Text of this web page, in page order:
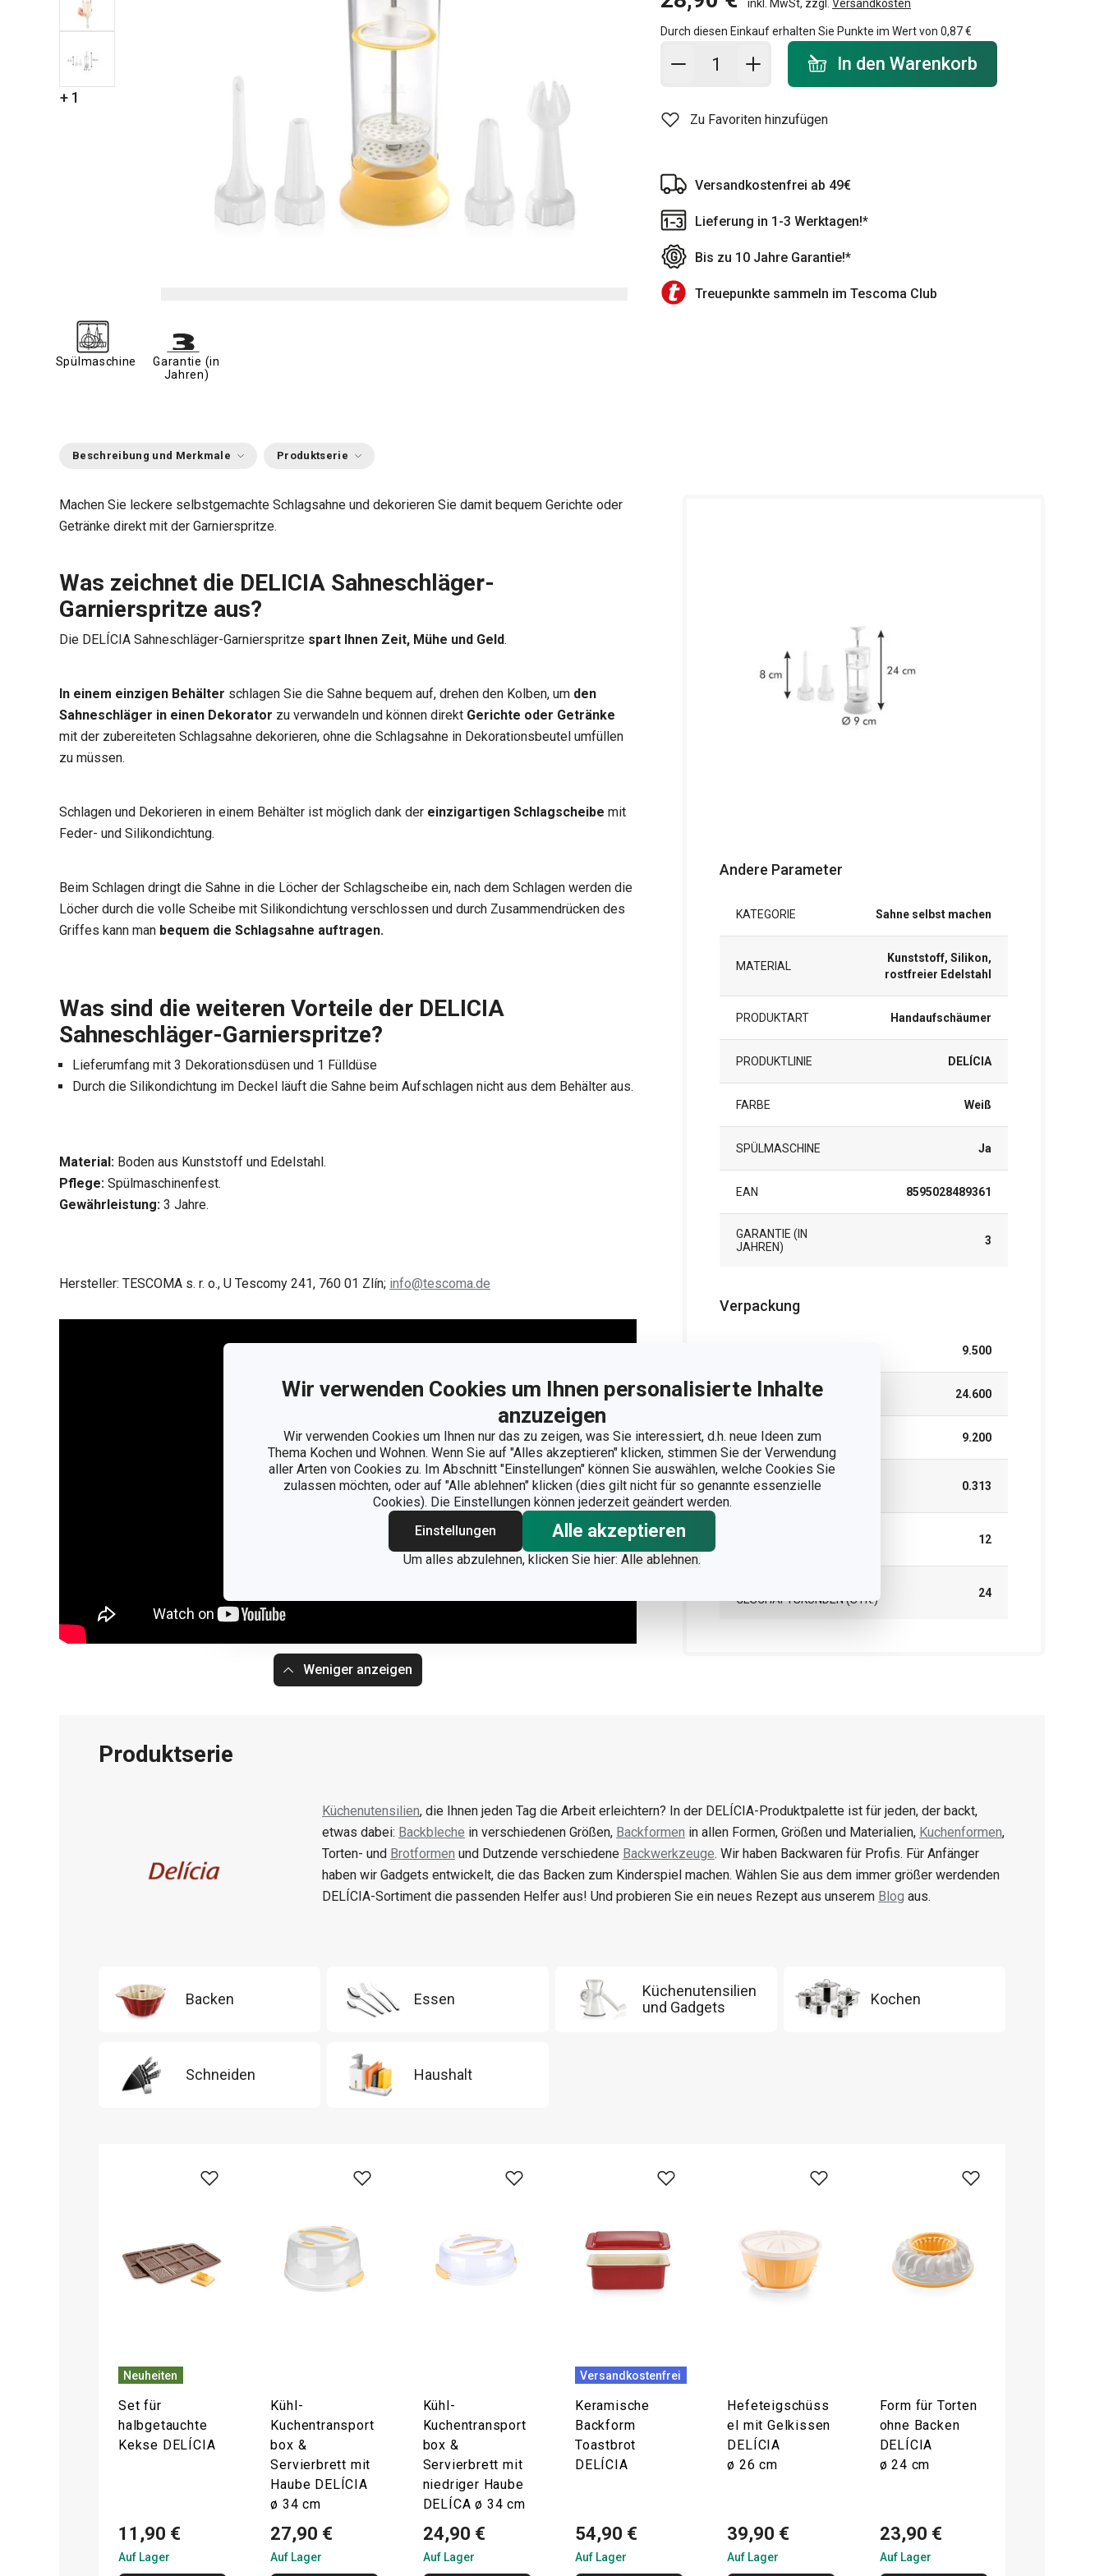
Wir verwenden Cookies um Ihnen personalisierte Inhalte
anzuzeigen
Wir verwenden Cookies um Ihnen nur das zu zeigen, was Sie interessiert, d.h. neue Ideen zum
Thema Kochen und Wohnen. Wenn Sie auf "Alles akzeptieren" klicken, stimmen Sie der Verwendung
aller Arten von Cookies zu. Im Abschnitt "Einstellungen" können Sie auswählen, welche Cookies Sie
zulassen möchten, oder auf "Alle ablehnen" klicken (dies gilt nicht für so genannte essenzielle
Cookies). Die Einstellungen können jederzeit geändert werden.
Einstellungen
Alle akzeptieren
Um alles abzulehnen, klicken Sie hier: Alle ablehnen.
+ 1
inkl. MwSt, zzgl. Versandkosten
Durch diesen Einkauf erhalten Sie Punkte im Wert von 0,87 €
In den Warenkorb - Menge
In den Warenkorb
Zu Favoriten hinzufügen
Versandkostenfrei ab 49€
Lieferung in 1-3 Werktagen!*
Bis zu 10 Jahre Garantie!*
Treuepunkte sammeln im Tescoma Club
Spülmaschine
Garantie (in
Jahren)
Beschreibung und Merkmale Produktserie
Machen Sie leckere selbstgemachte Schlagsahne und dekorieren Sie damit bequem Gerichte oder
Getränke direkt mit der Garnierspritze.
Was zeichnet die DELICIA Sahneschläger-
Garnierspritze aus?
Die DELÍCIA Sahneschläger-Garnierspritze spart Ihnen Zeit, Mühe und Geld.
In einem einzigen Behälter schlagen Sie die Sahne bequem auf, drehen den Kolben, um den
Sahneschläger in einen Dekorator zu verwandeln und können direkt Gerichte oder Getränke
mit der zubereiteten Schlagsahne dekorieren, ohne die Schlagsahne in Dekorationsbeutel umfüllen
zu müssen.
Schlagen und Dekorieren in einem Behälter ist möglich dank der einzigartigen Schlagscheibe mit
Feder- und Silikondichtung.
Beim Schlagen dringt die Sahne in die Löcher der Schlagscheibe ein, nach dem Schlagen werden die
Löcher durch die volle Scheibe mit Silikondichtung verschlossen und durch Zusammendrücken des
Griffes kann man bequem die Schlagsahne auftragen.
Was sind die weiteren Vorteile der DELICIA
Sahneschläger-Garnierspritze?
Lieferumfang mit 3 Dekorationsdüsen und 1 Fülldüse
Durch die Silikondichtung im Deckel läuft die Sahne beim Aufschlagen nicht aus dem Behälter aus.
Material: Boden aus Kunststoff und Edelstahl.
Pflege: Spülmaschinenfest.
Gewährleistung: 3 Jahre.
Hersteller: TESCOMA s. r. o., U Tescomy 241, 760 01 Zlín; info@tescoma.de
Weniger anzeigen
Andere Parameter
KATEGORIE Sahne selbst machen
MATERIAL
Kunststoff, Silikon,
rostfreier Edelstahl
PRODUKTART Handaufschäumer
PRODUKTLINIE DELÍCIA
FARBE Weiß
SPÜLMASCHINE Ja
EAN 8595028489361
GARANTIE (IN
JAHREN)
3
Verpackung
9.500
HÖHE (CM) 24.600
LÄNGE (CM) 9.200
GEWICHT EINSCHLIESSLICH V
ERPACKUNG (KG)
0.313
12
GESCHÄFTSKUNDEN (STK.)
24
Produktserie
Küchenutensilien, die Ihnen jeden Tag die Arbeit erleichtern? In der DELÍCIA-Produktpalette ist für jeden, der backt,
etwas dabei: Backbleche in verschiedenen Größen, Backformen in allen Formen, Größen und Materialien, Kuchenformen,
Torten- und Brotformen und Dutzende verschiedene Backwerkzeuge. Wir haben Backwaren für Profis. Für Anfänger
haben wir Gadgets entwickelt, die das Backen zum Kinderspiel machen. Wählen Sie aus dem immer größer werdenden
DELÍCIA-Sortiment die passenden Helfer aus! Und probieren Sie ein neues Rezept aus unserem Blog aus.
Backen Essen
Küchenutensilien
und Gadgets
Kochen
Schneiden Haushalt
Neuheiten
Set für
halbgetauchte
Kekse DELÍCIA
11,90 €
Auf Lager
Kühl-
Kuchentransport
box &
Servierbrett mit
Haube DELÍCIA
ø 34 cm
27,90 €
Auf Lager
Kühl-
Kuchentransport
box &
Servierbrett mit
niedriger Haube
DELÍCA ø 34 cm
24,90 €
Auf Lager
Versandkostenfrei
Keramische
Backform
Toastbrot
DELÍCIA
54,90 €
Auf Lager
Hefeteigschüss
el mit Gelkissen
DELÍCIA
ø 26 cm
39,90 €
Auf Lager
Form für Torten
ohne Backen
DELÍCIA
ø 24 cm
23,90 €
Auf Lager